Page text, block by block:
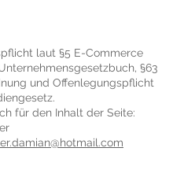
laut §5 E-Commerce
§63
und Offenlegungspflicht
für den Inhalt der Seite: